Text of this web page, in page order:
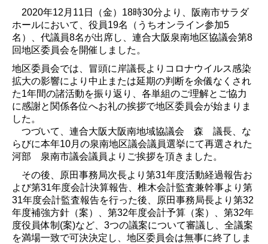
2020年12 月 11 日（金） 18時30分より、阪南市サラダ
ホールにおいて、役員19名（うちオンライン参加5
名）、代議員8名が出席し、連合大阪泉南地区協議会第8
回地区委員会を開催しました。
地区委員会では、冒頭に岸議長よりコロナウイルス感染
拡大の影響により中止または延期の判断を余儀なくされ
た1年間の諸活動を振り返り、各単組のご理解とご協力
に感謝と関係各位へお礼の挨拶で地区委員会が始まりま
した。
つづいて、連合大阪大阪南地域協議会 森 議長、な
らびに本年10月の泉南地区議会議員選挙にて再選された
河部 泉南市議会議員よりご挨拶を頂きました。
その後、原田事務局次長より第31年度活動経過報告お
よび第31年度会計決算報告、椎木会計監査兼幹事より第
31年度会計監査報告を行った後、原田事務局長より第32
年度補強方針（案）、第32年度会計予算（案）、第32年
度役員体制 (案)など、 3つの議案について審議し、全議案
を満場一致で可決決定し、地区委員会は無事に終了しま